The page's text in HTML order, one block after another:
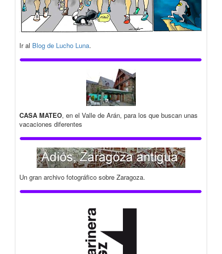
Ir al Blog de Lucho Luna.
CASA MATEO, en el Valle de Arán, para los que buscan unas
vacaciones diferentes
Un gran archivo fotográfico sobre Zaragoza.